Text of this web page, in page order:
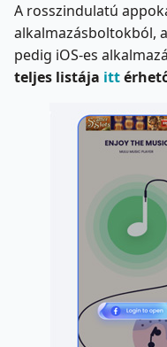
A rosszindulatú
alkalmazásboltokból,
pedig iOS-es
teljes listája itt